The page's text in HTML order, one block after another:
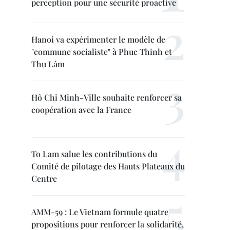
perception pour une sécurité proactive
Hanoi va expérimenter le modèle de
"commune socialiste" à Phuc Thinh et
Thu Lâm
Hô Chi Minh-Ville souhaite renforcer sa
coopération avec la France
To Lam salue les contributions du
Comité de pilotage des Hauts Plateaux du
Centre
AMM-59 : Le Vietnam formule quatre
propositions pour renforcer la solidarité,